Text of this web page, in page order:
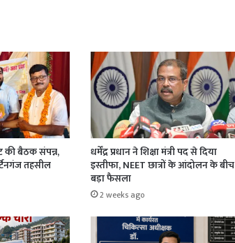
की बैठक संपन्न,
तहसील
धर्मेंद्र प्रधान ने शिक्षा मंत्री पद से दिया
इस्तीफा, NEET छात्रों के आंदोलन के बीच
बड़ा फैसला
2 weeks ago